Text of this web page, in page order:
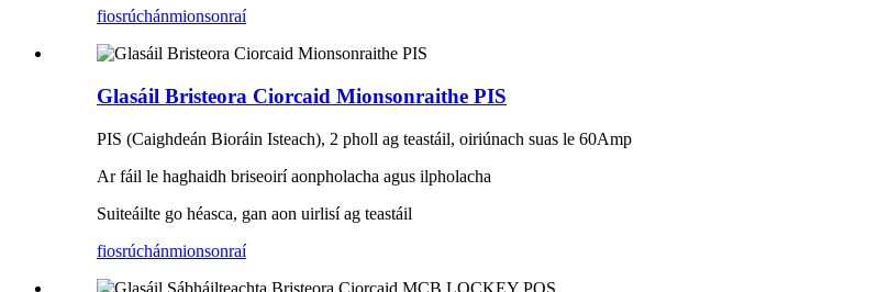
fiosrúchánmionsonraí
Glasáil Bristeora Ciorcaid Mionsonraithe PIS
PIS (Caighdeán Bioráin Isteach), 2 pholl ag teastáil, oiriúnach suas le 60Amp
Ar fáil le haghaidh briseoirí aonpholacha agus ilpholacha
Suiteáilte go héasca, gan aon uirlisí ag teastáil
fiosrúchánmionsonraí